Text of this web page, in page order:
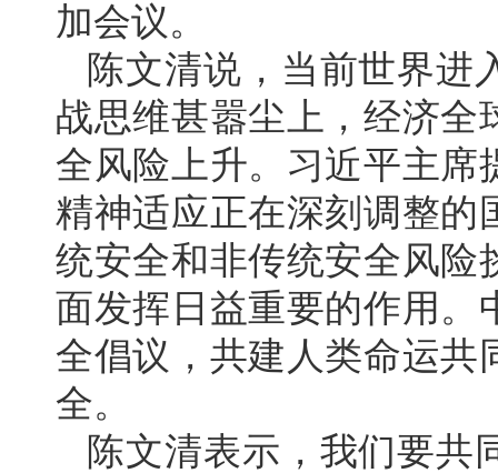
加会议。
陈文清说，当前世界进
战思维甚嚣尘上，经济全
全风险上升。习近平主席
精神适应正在深刻调整的
统安全和非传统安全风险
面发挥日益重要的作用。
全倡议，共建人类命运共
全。
陈文清表示，我们要共